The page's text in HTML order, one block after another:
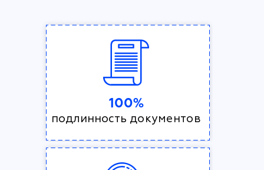
100%
подлинность документов